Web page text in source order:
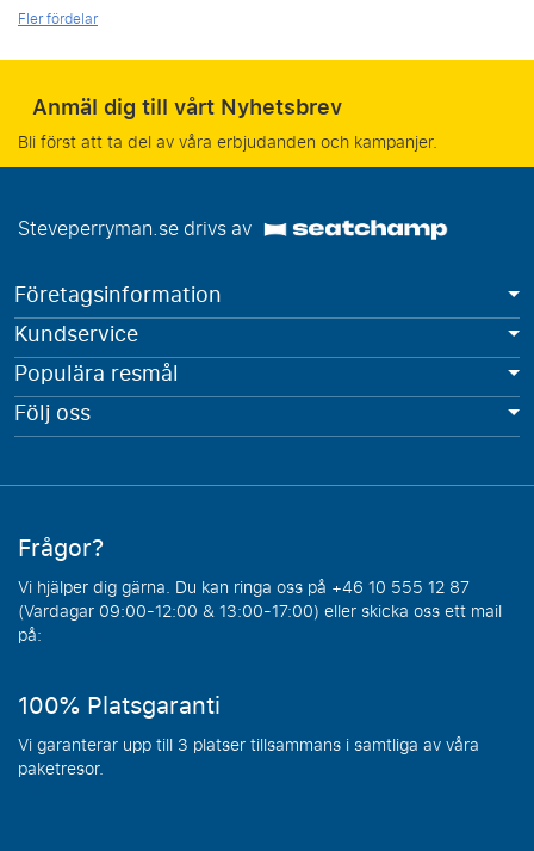
Fler fördelar
Anmäl dig till vårt Nyhetsbrev
Bli först att ta del av våra erbjudanden och kampanjer.
Steveperryman.se drivs av
Företagsinformation
Kundservice
Populära resmål
Följ oss
Frågor?
Vi hjälper dig gärna. Du kan ringa oss på +46 10 555 12 87
(Vardagar 09:00-12:00 & 13:00-17:00) eller skicka oss ett mail
på:
100% Platsgaranti
Vi garanterar upp till 3 platser tillsammans i samtliga av våra
paketresor.